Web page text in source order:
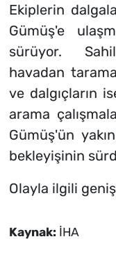
Ekiplerin
Gümüş'e
sürüyor.
havadan
ve dalgıçların
arama
Gümüş'ün
bekleyişinin
Olayla ilgili
Kaynak: İHA